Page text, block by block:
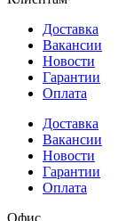
Доставка
Вакансии
Новости
Гарантии
Оплата
Доставка
Вакансии
Новости
Гарантии
Оплата